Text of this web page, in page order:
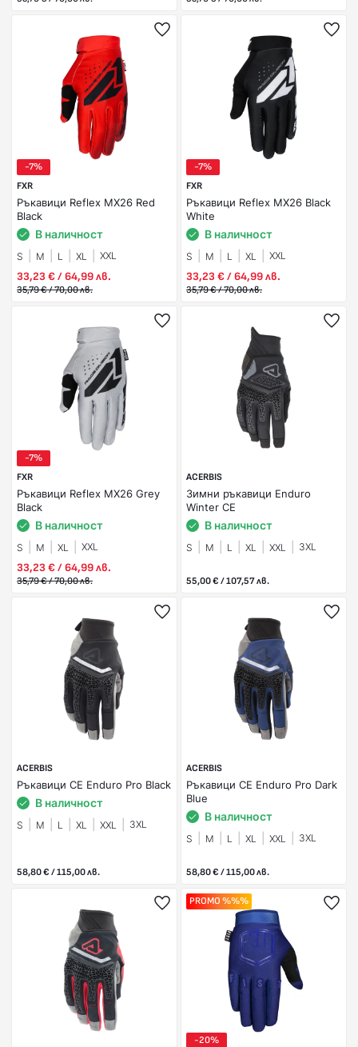
-7%
FXR
Ръкавици Reflex MX26 Red
Black
В наличност
S M L XL XXL
33,23 € / 64,99 лв.
35,79 € / 70,00 лв.
-7%
FXR
Ръкавици Reflex MX26 Black
White
В наличност
S M L XL XXL
33,23 € / 64,99 лв.
35,79 € / 70,00 лв.
-7%
FXR
Ръкавици Reflex MX26 Grey
Black
В наличност
S M XL XXL
33,23 € / 64,99 лв.
35,79 € / 70,00 лв.
ACERBIS
Зимни ръкавици Enduro
Winter CE
В наличност
S M L XL XXL 3XL
55,00 € / 107,57 лв.
ACERBIS
Ръкавици CE Enduro Pro Black
В наличност
S M L XL XXL 3XL
58,80 € / 115,00 лв.
ACERBIS
Ръкавици CE Enduro Pro Dark
Blue
В наличност
S M L XL XXL 3XL
58,80 € / 115,00 лв.
PROMO %%%
-20%